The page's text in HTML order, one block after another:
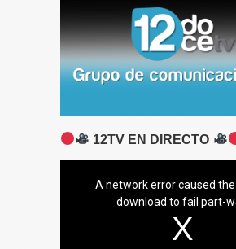
12TV EN DIRECTO
A network error caused
download to fail part-